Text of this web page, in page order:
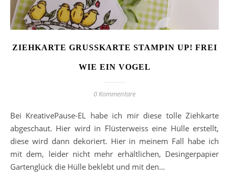
ZIEHKARTE GRUSSKARTE STAMPIN UP! FREI
WIE EIN VOGEL
0 Kommentare
Bei KreativePause-EL habe ich mir diese tolle Ziehkarte
abgeschaut. Hier wird in Flüsterweiss eine Hülle erstellt,
diese wird dann dekoriert. Hier in meinem Fall habe ich
mit dem, leider nicht mehr erhältlichen, Desingerpapier
Gartenglück die Hülle beklebt und mit den…